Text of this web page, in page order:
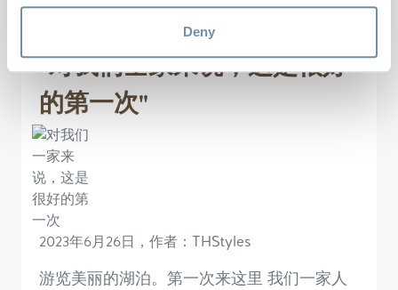
Deny
"对我们全家来说，这是很好
的第一次"
2023年6月26日，作者：THStyles
游览美丽的湖泊。第一次来这里 我们一家人